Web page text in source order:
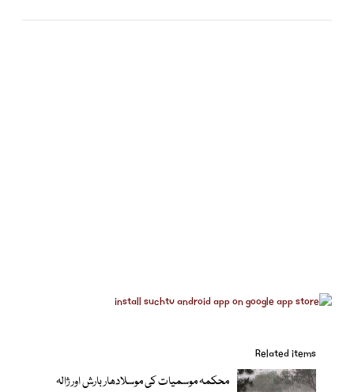
Related items
محکمہ موسمیات کی موسلادھار بارش اور ژالہ